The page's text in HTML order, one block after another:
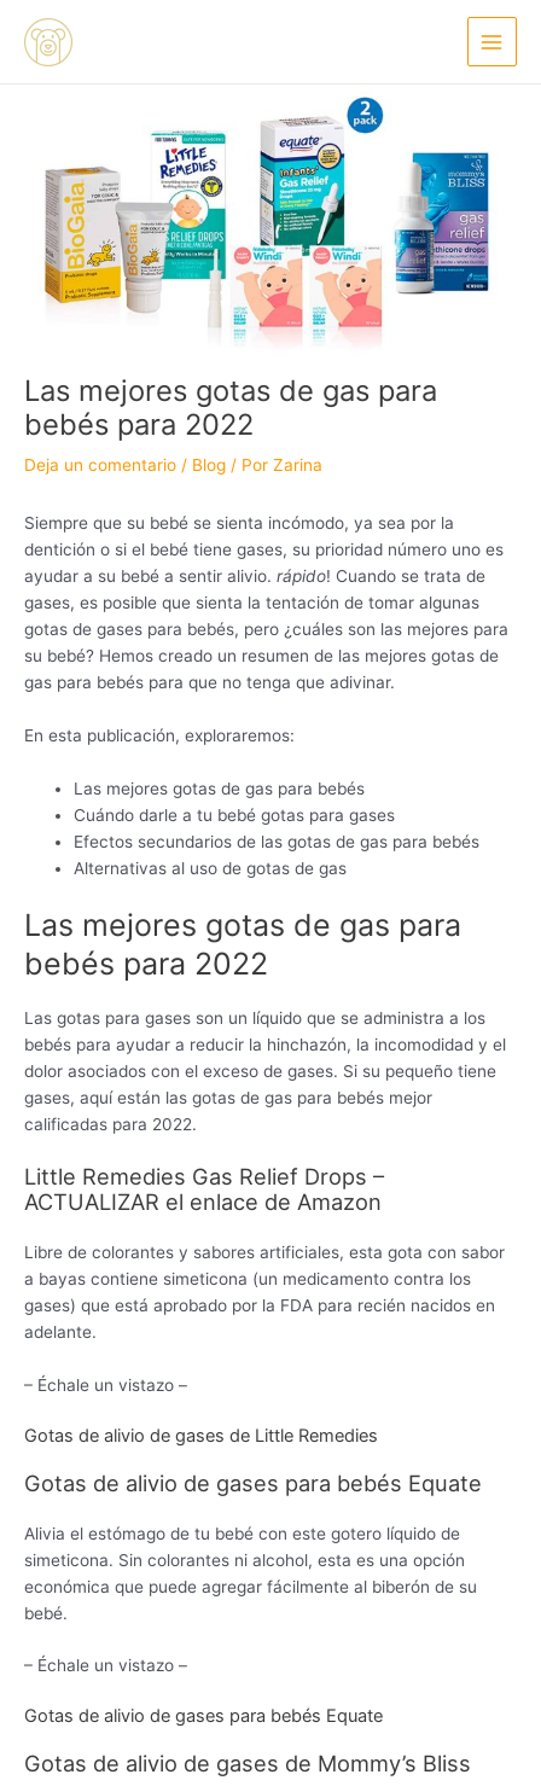
contenido
Main
Menu
Las mejores gotas de gas para
bebés para 2022
Deja un comentario / Blog / Por Zarina
Siempre que su bebé se sienta incómodo, ya sea por la
dentición o si el bebé tiene gases, su prioridad número uno es
ayudar a su bebé a sentir alivio. rápido! Cuando se trata de
gases, es posible que sienta la tentación de tomar algunas
gotas de gases para bebés, pero ¿cuáles son las mejores para
su bebé? Hemos creado un resumen de las mejores gotas de
gas para bebés para que no tenga que adivinar.
En esta publicación, exploraremos:
Las mejores gotas de gas para bebés
Cuándo darle a tu bebé gotas para gases
Efectos secundarios de las gotas de gas para bebés
Alternativas al uso de gotas de gas
Las mejores gotas de gas para
bebés para 2022
Las gotas para gases son un líquido que se administra a los
bebés para ayudar a reducir la hinchazón, la incomodidad y el
dolor asociados con el exceso de gases. Si su pequeño tiene
gases, aquí están las gotas de gas para bebés mejor
calificadas para 2022.
Little Remedies Gas Relief Drops –
ACTUALIZAR el enlace de Amazon
Libre de colorantes y sabores artificiales, esta gota con sabor
a bayas contiene simeticona (un medicamento contra los
gases) que está aprobado por la FDA para recién nacidos en
adelante.
– Échale un vistazo –
Gotas de alivio de gases de Little Remedies
Gotas de alivio de gases para bebés Equate
Alivia el estómago de tu bebé con este gotero líquido de
simeticona. Sin colorantes ni alcohol, esta es una opción
económica que puede agregar fácilmente al biberón de su
bebé.
– Échale un vistazo –
Gotas de alivio de gases para bebés Equate
Gotas de alivio de gases de Mommy’s Bliss
de
entradas